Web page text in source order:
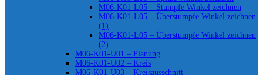
M06-K01-L05 – Stumpfe Winkel zeichnen
M06-K01-L05 – Überstumpfe Winkel zeichnen
(1)
M06-K01-L05 – Überstumpfe Winkel zeichnen
(2)
M06-K01-U01 – Planung
M06-K01-U02 – Kreis
M06-K01-U03 – Kreisausschnitt